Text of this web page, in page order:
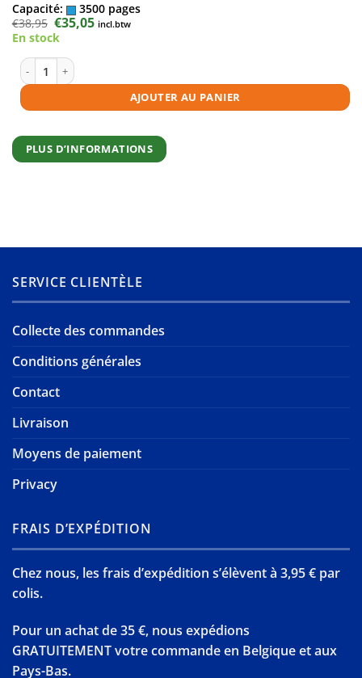
Capacité:
3500 pages
€38,95 Le
prix
initial
€38,95.
€35,05Le
prix
incl.btw
En stock
quantité de Toner compatible Brother TN-326 cyan
AJOUTER AU PANIER
PLUS D’INFORMATIONS
SERVICE CLIENTÈLE
Collecte des commandes
Conditions générales
Contact
Livraison
Moyens de paiement
Privacy
FRAIS D’EXPÉDITION
Chez nous, les frais d’expédition s’élèvent à 3,95 € par
colis.
Pour un achat de 35 €, nous expédions
GRATUITEMENT votre commande en Belgique et aux
Pays-Bas.